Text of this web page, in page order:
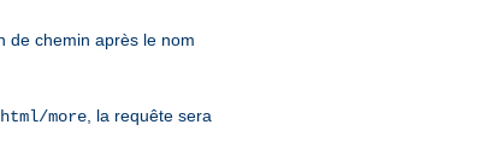
de chemin après le nom
more, la requête sera